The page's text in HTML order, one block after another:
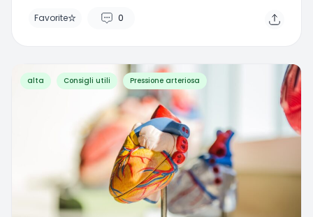
Favorite 0
alta Consigli utili Pressione arteriosa